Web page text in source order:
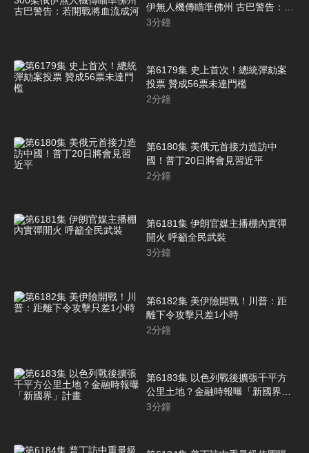
伊無人機傳瞄準佛州 古巴警告：若
開戰將血流成河
3分鐘
第6179集 史上首次！總統彈劾案
投票 贊成56票未達門檻
2分鐘
第6180集 美俄元首接力造訪中
國！普丁20日將會見習近平
2分鐘
第6181集 伊朗官媒主播棚內實彈
開火 呼籲全民武裝
3分鐘
第6182集 美伊險開戰！川普：距
離下令攻擊只差1小時
2分鐘
第6183集 以色列戰後擴張千平方
公里土地？金融時報曝「新國界」
計畫
3分鐘